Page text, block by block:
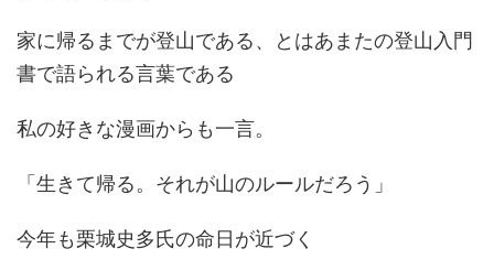
家に帰るまでが登山である、とはあまたの登山入門
書で語られる言葉である
私の好きな漫画からも一言。
「生きて帰る。それが山のルールだろう」
今年も栗城史多氏の命日が近づく